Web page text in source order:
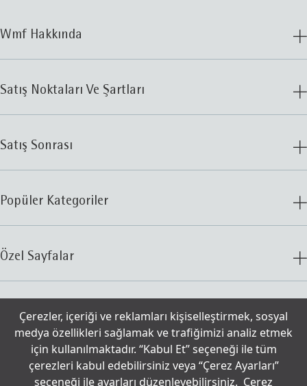
Çerezler, içeriği ve reklamları kişiselleştirmek, sosyal
medya özellikleri sağlamak ve trafiğimizi analiz etmek
için kullanılmaktadır. “Kabul Et” seçeneği ile tüm
çerezleri kabul edebilirsiniz veya “Çerez Ayarları”
seçeneği ile ayarları düzenleyebilirsiniz. Çerez
Wmf Hakkında
Satış Noktaları Ve Şartları
Satış Sonrası
Popüler Kategoriler
Özel Sayfalar
İletişim
© 2025 WMF Çerezler
Aydınlatma Metni Kullanım Şartları